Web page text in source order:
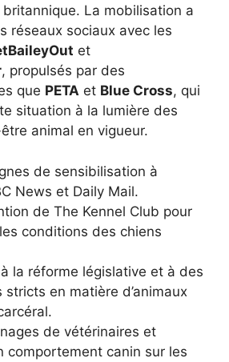
La mobilisation a
réseaux sociaux avec les
et
, propulsés par des
que PETA et Blue Cross, qui
situation à la lumière des
animal en vigueur.
de sensibilisation à
News et Daily Mail.
de The Kennel Club pour
conditions des chiens
la réforme législative et à des
stricts en matière d’animaux
de vétérinaires et
comportement canin sur les